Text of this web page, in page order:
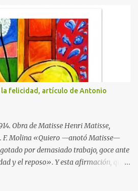
felicidad, artículo de Antonio
Obra de Matisse Henri Matisse,
F. Molina «Quiero —anotó Matisse—
por demasiado trabajo, goce ante
y el reposo». Y esta afirmación, que